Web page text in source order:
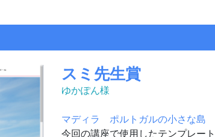
スミ先生賞
ゆかぽん様
マディラ ポルトガルの小さな島
今回の講座で使用したテンプレー